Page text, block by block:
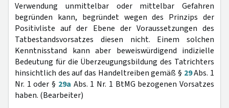
Verwendung unmittelbar oder mittelbar Gefahren
begründen kann, begründet wegen des Prinzips der
Positivliste auf der Ebene der Voraussetzungen des
Tatbestandsvorsatzes diesen nicht. Einem solchen
Kenntnisstand kann aber beweiswürdigend indizielle
Bedeutung für die Überzeugungsbildung des Tatrichters
hinsichtlich des auf das Handeltreiben gemäß § 29Abs. 1
Nr. 1 oder § 29a Abs. 1 Nr. 1 BtMG bezogenen Vorsatzes
haben. (Bearbeiter)